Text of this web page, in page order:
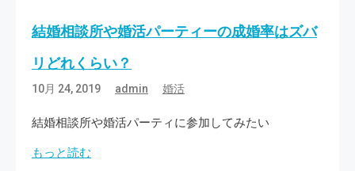
結婚相談所や婚活パーティーの成婚率はズバ
リどれくらい？
10月 24, 2019 admin 婚活
結婚相談所や婚活パーティに参加してみたい
もっと読む